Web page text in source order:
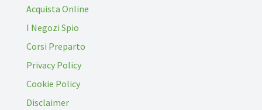
Acquista Online
I Negozi Spio
Corsi Preparto
Privacy Policy
Cookie Policy
Disclaimer